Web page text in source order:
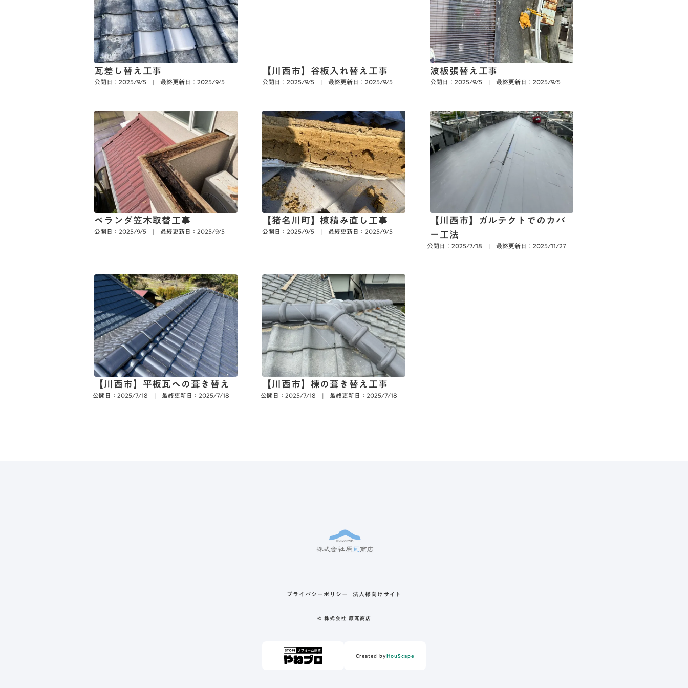
瓦差し替え工事
公開日：2025/9/5 | 最終更新日：2025/9/5
【川西市】谷板入れ替え工事
公開日：2025/9/5 | 最終更新日：2025/9/5
波板張替え工事
公開日：2025/9/5 | 最終更新日：2025/9/5
ベランダ笠木取替工事
公開日：2025/9/5 | 最終更新日：2025/9/5
【猪名川町】棟積み直し工事
公開日：2025/9/5 | 最終更新日：2025/9/5
【川西市】ガルテクトでのカバ
ー工法
公開日：2025/7/18 | 最終更新日：2025/11/27
【川西市】平板瓦への葺き替え
公開日：2025/7/18 | 最終更新日：2025/7/18
【川西市】棟の葺き替え工事
公開日：2025/7/18 | 最終更新日：2025/7/18
プライバシーポリシー 法人様向けサイト
© 株式会社 原瓦商店
Created byHouScape